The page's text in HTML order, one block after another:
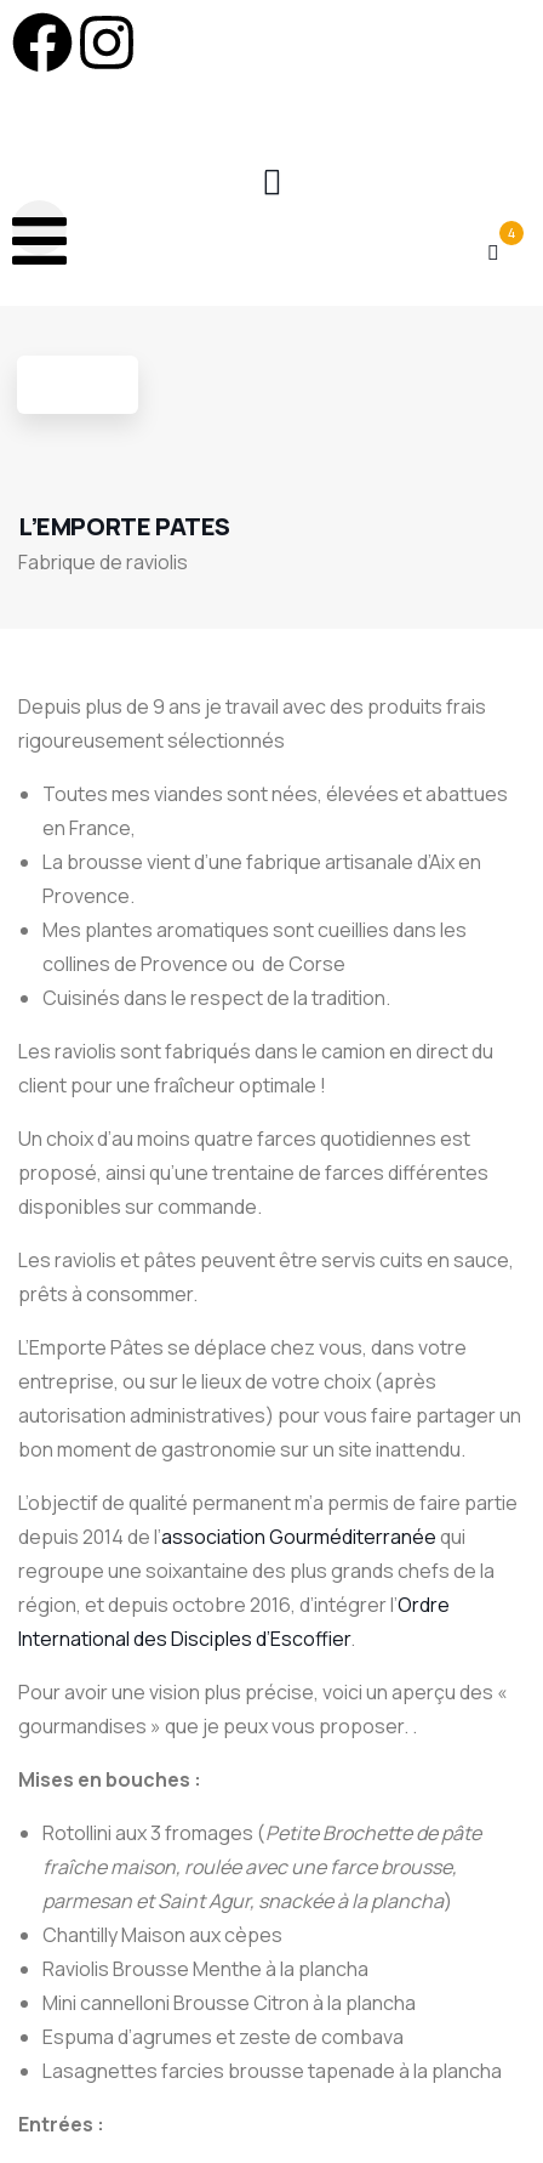
4
L’EMPORTE PATES
Fabrique de raviolis
Depuis plus de 9 ans je travail avec des produits frais
rigoureusement sélectionnés
Toutes mes viandes sont nées, élevées et abattues
en France,
La brousse vient d’une fabrique artisanale d’Aix en
Provence.
Mes plantes aromatiques sont cueillies dans les
collines de Provence ou de Corse
Cuisinés dans le respect de la tradition.
Les raviolis sont fabriqués dans le camion en direct du
client pour une fraîcheur optimale !
Un choix d’au moins quatre farces quotidiennes est
proposé, ainsi qu’une trentaine de farces différentes
disponibles sur commande.
Les raviolis et pâtes peuvent être servis cuits en sauce,
prêts à consommer.
L’Emporte Pâtes se déplace chez vous, dans votre
entreprise, ou sur le lieux de votre choix (après
autorisation administratives) pour vous faire partager un
bon moment de gastronomie sur un site inattendu.
L’objectif de qualité permanent m’a permis de faire partie
depuis 2014 de l’association Gourméditerranéequi
regroupe une soixantaine des plus grands chefs de la
région, et depuis octobre 2016, d’intégrer l’Ordre
International des Disciples d’Escoffier.
Pour avoir une vision plus précise, voici un aperçu des «
gourmandises » que je peux vous proposer. .
Mises en bouches :
Rotollini aux 3 fromages (Petite Brochette de pâte
fraîche maison, roulée avec une farce brousse,
parmesan et Saint Agur, snackée à la plancha)
Chantilly Maison aux cèpes
Raviolis Brousse Menthe à la plancha
Mini cannelloni Brousse Citron à la plancha
Espuma d’agrumes et zeste de combava
Lasagnettes farcies brousse tapenade à la plancha
Entrées :